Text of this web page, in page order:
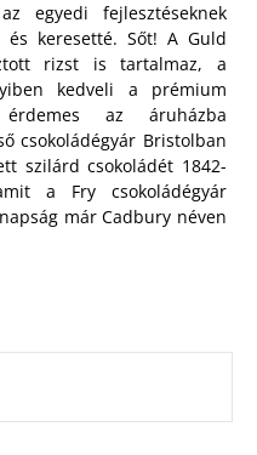
egyedi fejlesztéseknek
és keresetté. Sőt! A Guld
rizst is tartalmaz, a
kedveli a prémium
az áruházba
csokoládégyár Bristolban
szilárd csokoládét 1842-
a Fry csokoládégyár
már Cadbury néven